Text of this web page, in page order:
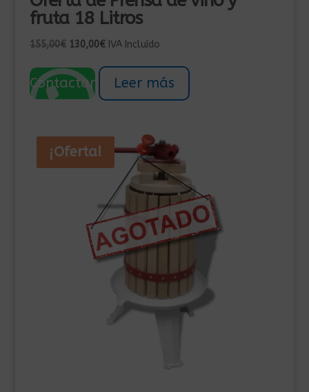
fruta 18 Litros
155,00€ El
original
era:
130,00€El
actual
es:
IVA Incluído
Contactar Leer más
¡Oferta!